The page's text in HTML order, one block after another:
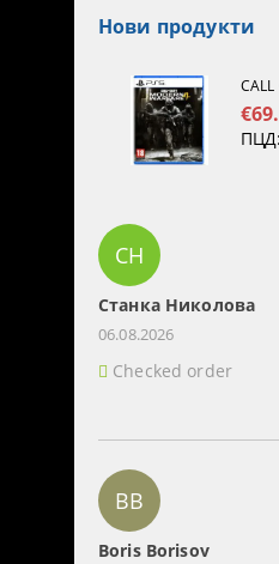
Нови продукти
ПЦД:
СН
Станка Николова
06.08.2026
Checked order
BB
Boris Borisov